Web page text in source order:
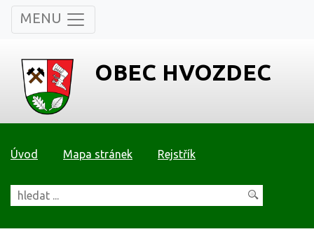
MENU
OBEC HVOZDEC
Úvod Mapa stránek Rejstřík